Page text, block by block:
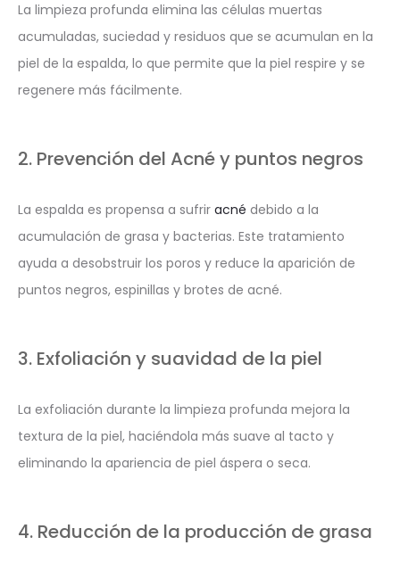
La limpieza profunda elimina las células muertas
acumuladas, suciedad y residuos que se acumulan en la
piel de la espalda, lo que permite que la piel respire y se
regenere más fácilmente.
2. Prevención del Acné y puntos negros
La espalda es propensa a sufrir acné debido a la
acumulación de grasa y bacterias. Este tratamiento
ayuda a desobstruir los poros y reduce la aparición de
puntos negros, espinillas y brotes de acné.
3. Exfoliación y suavidad de la piel
La exfoliación durante la limpieza profunda mejora la
textura de la piel, haciéndola más suave al tacto y
eliminando la apariencia de piel áspera o seca.
4. Reducción de la producción de grasa